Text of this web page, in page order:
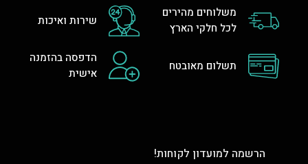
משלוחים מהירים
לכל חלקי הארץ
שירות ואיכות
תשלום מאובטח
הדפסה בהזמנה
אישית
הרשמה למועדון לקוחות!